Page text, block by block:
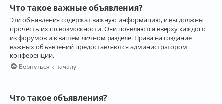
Что такое важные объявления?
Эти объявления содержат важную информацию, и вы должны
прочесть их по возможности. Они появляются вверху каждого
из форумов и в вашем личном разделе. Права на создание
важных объявлений предоставляются администратором
конференции.
Вернуться к началу
Что такое объявления?